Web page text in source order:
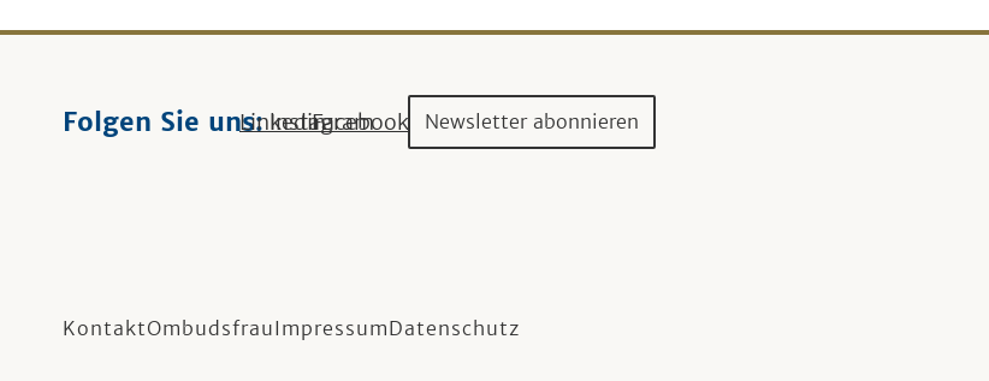
Folgen Sie uns:Linkedin
Instagram
Facebook Newsletter abonnieren
KontaktOmbudsfrauImpressumDatenschutz